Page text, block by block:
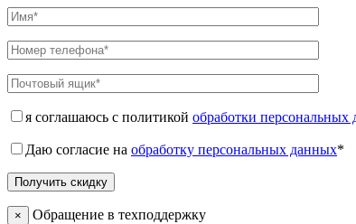
я соглашаюсь с политикой обработки персональных
Даю согласие на обработку персональных данных*
× Обращение в техподдержку